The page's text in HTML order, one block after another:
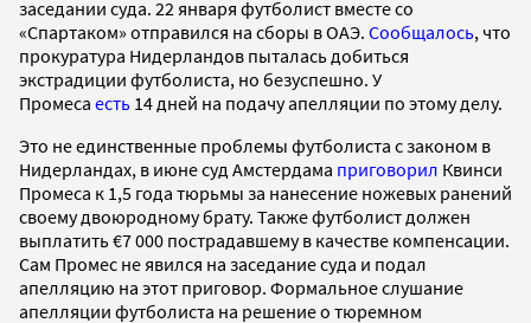
заседании суда. 22 января футболист вместе со
«Спартаком» отправился на сборы в ОАЭ. Сообщалось, что
прокуратура Нидерландов пыталась добиться
экстрадиции футболиста, но безуспешно. У
Промеса есть 14 дней на подачу апелляции по этому делу.
Это не единственные проблемы футболиста с законом в
Нидерландах, в июне суд Амстердама приговорил Квинси
Промеса к 1,5 года тюрьмы за нанесение ножевых ранений
своему двоюродному брату. Также футболист должен
выплатить €7 000 пострадавшему в качестве компенсации.
Сам Промес не явился на заседание суда и подал
апелляцию на этот приговор. Формальное слушание
апелляции футболиста на решение о тюремном